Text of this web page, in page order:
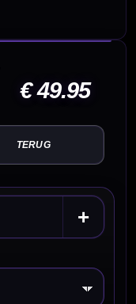
€ 49.95
TERUG
+